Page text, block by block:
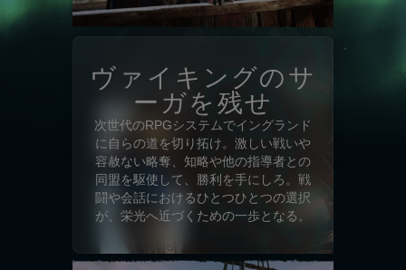
ヴァイキングのサ
ーガを残せ
次世代のRPGシステムでイングランド
に自らの道を切り拓け。激しい戦いや
容赦ない略奪、知略や他の指導者との
同盟を駆使して、勝利を手にしろ。戦
闘や会話におけるひとつひとつの選択
が、栄光へ近づくための一歩となる。